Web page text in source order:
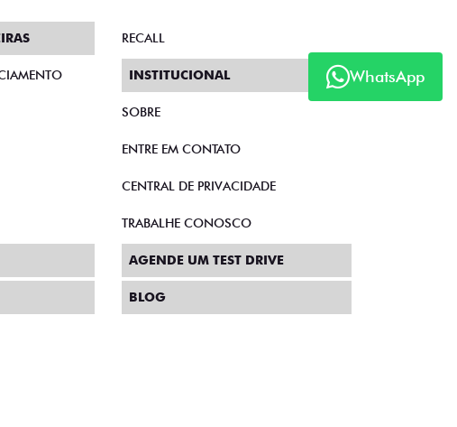
WhatsApp
RECALL
INSTITUCIONAL
SOBRE
ENTRE EM CONTATO
CENTRAL DE PRIVACIDADE
TRABALHE CONOSCO
AGENDE UM TEST DRIVE
BLOG